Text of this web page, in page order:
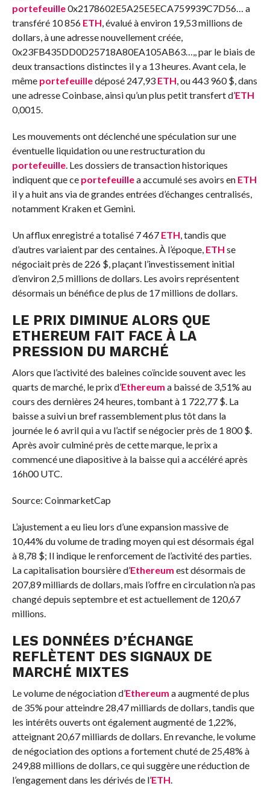
portefeuille0x2178602E5A25E5ECA759939C7D56… a
transféré 10 856 ETH, évalué à environ 19,53 millions de
dollars, à une adresse nouvellement créée,
0x23FB435DD0D25718A80EA105AB63…,, par le biais de
deux transactions distinctes il y a 13 heures. Avant cela, le
même portefeuilledéposé 247,93 ETH, ou 443 960 $, dans
une adresse Coinbase, ainsi qu’un plus petit transfert d’ETH
0,0015.
Les mouvements ont déclenché une spéculation sur une
éventuelle liquidation ou une restructuration du
portefeuille. Les dossiers de transaction historiques
indiquent que ce portefeuillea accumulé ses avoirs en ETH
il y a huit ans via de grandes entrées d’échanges centralisés,
notamment Kraken et Gemini.
Un afflux enregistré a totalisé 7 467 ETH, tandis que
d’autres variaient par des centaines. À l’époque, ETH se
négociait près de 226 $, plaçant l’investissement initial
d’environ 2,5 millions de dollars. Les avoirs représentent
désormais un bénéfice de plus de 17 millions de dollars.
LE PRIX DIMINUE ALORS QUE
ETHEREUM FAIT FACE À LA
PRESSION DU MARCHÉ
Alors que l’activité des baleines coïncide souvent avec les
quarts de marché, le prix d’Ethereum a baissé de 3,51% au
cours des dernières 24 heures, tombant à 1 722,77 $. La
baisse a suivi un bref rassemblement plus tôt dans la
journée le 6 avril qui a vu l’actif se négocier près de 1 800 $.
Après avoir culminé près de cette marque, le prix a
commencé une diapositive à la baisse qui a accéléré après
16h00 UTC.
Source: CoinmarketCap
L’ajustement a eu lieu lors d’une expansion massive de
10,44% du volume de trading moyen qui est désormais égal
à 8,78 $; Il indique le renforcement de l’activité des parties.
La capitalisation boursière d’Ethereum est désormais de
207,89 milliards de dollars, mais l’offre en circulation n’a pas
changé depuis septembre et est actuellement de 120,67
millions.
LES DONNÉES D’ÉCHANGE
REFLÈTENT DES SIGNAUX DE
MARCHÉ MIXTES
Le volume de négociation d’Ethereum a augmenté de plus
de 35% pour atteindre 28,47 milliards de dollars, tandis que
les intérêts ouverts ont également augmenté de 1,22%,
atteignant 20,67 milliards de dollars. En revanche, le volume
de négociation des options a fortement chuté de 25,48% à
249,88 millions de dollars, ce qui suggère une réduction de
l’engagement dans les dérivés de l’ETH.